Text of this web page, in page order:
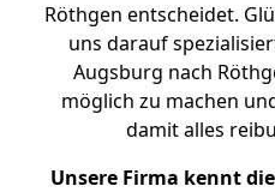
Röthgen entscheidet.
uns darauf
Augsburg nach
möglich zu machen
damit alles
Unsere Firma kennt